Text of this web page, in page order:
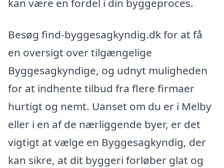
kan være en fordel i din byggeproces.
Besøg find-byggesagkyndig.dk for at få
en oversigt over tilgængelige
Byggesagkyndige, og udnyt muligheden
for at indhente tilbud fra flere firmaer
hurtigt og nemt. Uanset om du er i Melby
eller i en af de nærliggende byer, er det
vigtigt at vælge en Byggesagkyndig, der
kan sikre, at dit byggeri forløber glat og